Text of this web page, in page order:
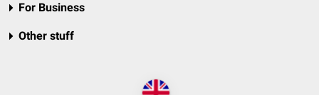
For Business
Other stuff